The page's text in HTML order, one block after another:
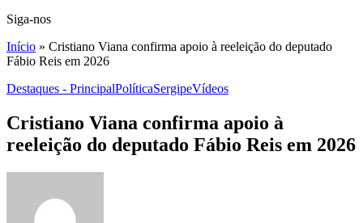
Siga-nos
Início » Cristiano Viana confirma apoio à reeleição do deputado
Fábio Reis em 2026
Destaques - PrincipalPolíticaSergipeVídeos
Cristiano Viana confirma apoio à
reeleição do deputado Fábio Reis em 2026